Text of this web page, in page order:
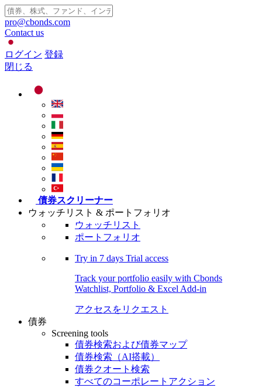
pro@cbonds.com
Contact us
ログイン 登録
閉じる
債券スクリーナー
ウォッチリスト & ポートフォリオ
ウォッチリスト
ポートフォリオ
Try in 7 days Trial access
Track your portfolio easily with Cbonds
Watchlist, Portfolio & Excel Add-in
アクセスをリクエスト
債券
Screening tools
債券検索および債券マップ
債券検索（AI搭載）
債券クオート検索
すべてのコーポレートアクション